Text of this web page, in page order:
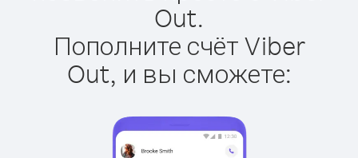
Out.
Пополните счёт Viber
Out, и вы сможете: